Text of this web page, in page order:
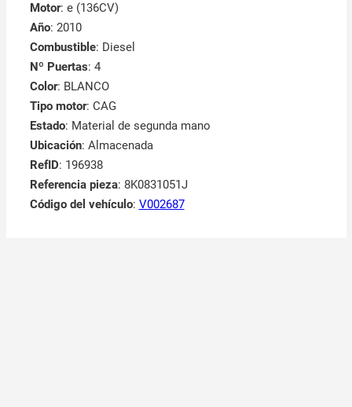
Motor: e (136CV)
Año: 2010
Combustible: Diesel
Nº Puertas: 4
Color: BLANCO
Tipo motor: CAG
Estado: Material de segunda mano
Ubicación: Almacenada
RefID: 196938
Referencia pieza: 8K0831051J
Código del vehículo: V002687